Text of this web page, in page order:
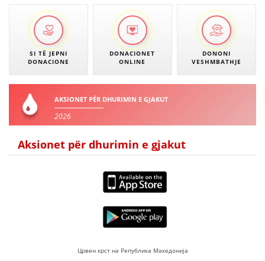
SI TË JEPNI
DONACIONE
DONACIONET
ONLINE
DONONI
VESHMBATHJE
AKSIONET PËR DHURIMIN E GJAKUT
2026
Aksionet për dhurimin e gjakut
Црвен крст на Република Македонија